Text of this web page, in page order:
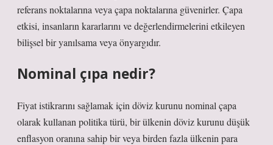
referans noktalarına veya çapa noktalarına güvenirler. Çapa
etkisi, insanların kararlarını ve değerlendirmelerini etkileyen
bilişsel bir yanılsama veya önyargıdır.
Nominal çıpa nedir?
Fiyat istikrarını sağlamak için döviz kurunu nominal çapa
olarak kullanan politika türü, bir ülkenin döviz kurunu düşük
enflasyon oranına sahip bir veya birden fazla ülkenin para